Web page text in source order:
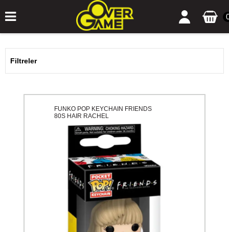
Filtreler
FUNKO POP KEYCHAIN FRIENDS
80S HAIR RACHEL